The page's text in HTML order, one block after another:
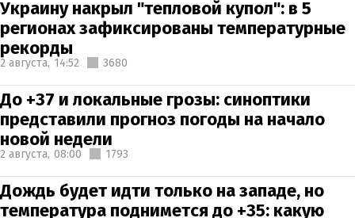
Украину накрыл "тепловой купол": в 5
регионах зафиксированы температурные
рекорды
2 августа, 14:52 3680
До +37 и локальные грозы: синоптики
представили прогноз погоды на начало
новой недели
2 августа, 08:00 1793
Дождь будет идти только на западе, но
температура поднимется до +35: какую